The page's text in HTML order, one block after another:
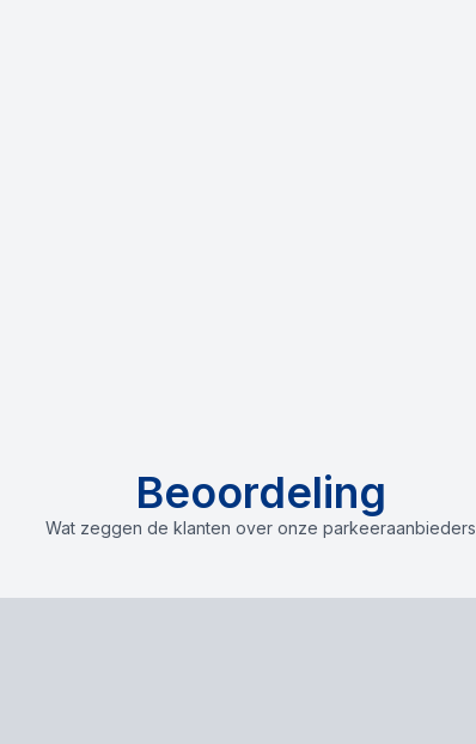
Beoordeling
Wat zeggen de klanten over onze parkeeraanbieders